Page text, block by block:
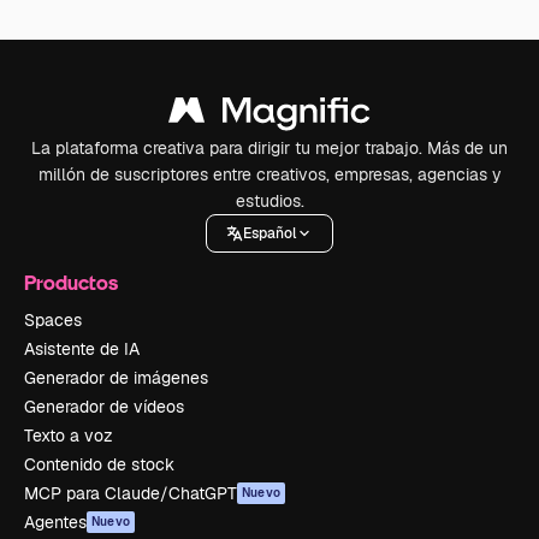
La plataforma creativa para dirigir tu mejor trabajo. Más de un
millón de suscriptores entre creativos, empresas, agencias y
estudios.
Español
Productos
Spaces
Asistente de IA
Generador de imágenes
Generador de vídeos
Texto a voz
Contenido de stock
MCP para Claude/ChatGPT Nuevo
Agentes Nuevo